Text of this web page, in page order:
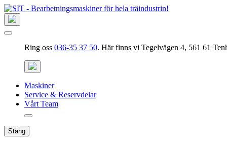
Ring oss 036-35 37 50. Här finns vi Tegelvägen 4, 561 61
Maskiner
Service & Reservdelar
Vårt Team
Stäng